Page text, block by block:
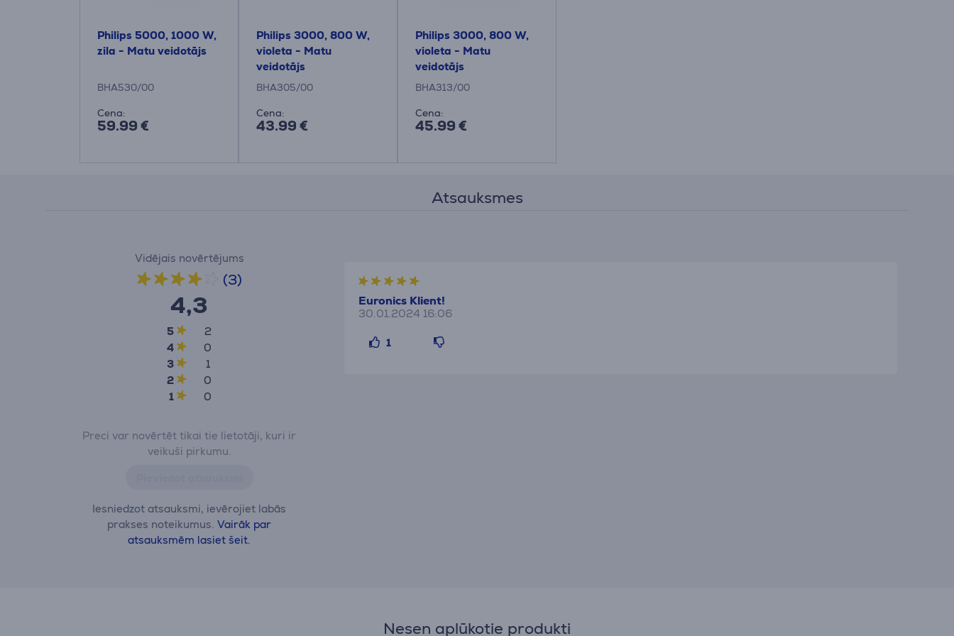
Philips 5000, 1000 W,
zila - Matu veidotājs
BHA530/00
Cena:
59.99 €
Philips 3000, 800 W,
violeta - Matu
veidotājs
BHA305/00
Cena:
43.99 €
Philips 3000, 800 W,
violeta - Matu
veidotājs
BHA313/00
Cena:
45.99 €
Atsauksmes
Vidējais novērtējums
(3)
4,3
5
2
4
0
3
1
2
0
1
0
Preci var novērtēt tikai tie lietotāji, kuri ir
veikuši pirkumu.
Iesniedzot atsauksmi, ievērojiet labās
prakses noteikumus.Vairāk par
atsauksmēm lasiet šeit.
Euronics Klient!
30.01.2024 16:06
1
Nesen aplūkotie produkti